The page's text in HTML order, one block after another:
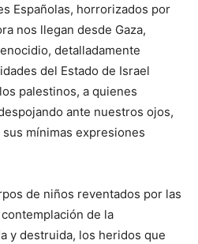
Españolas, horrorizados por
nos llegan desde Gaza,
detalladamente
del Estado de Israel
palestinos, a quienes
ante nuestros ojos,
mínimas expresiones
de niños reventados por las
de la
y destruida, los heridos que